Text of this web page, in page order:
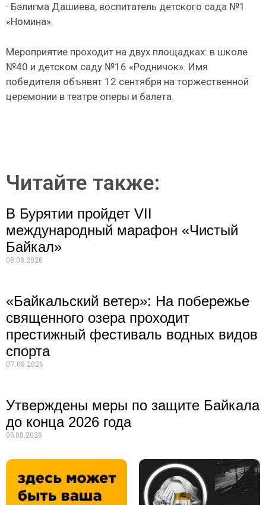
· Бэлигма Дашиева, воспитатель детского сада №1
«Номина».
Мероприятие проходит на двух площадках: в школе
№40 и детском саду №16 «Родничок». Имя
победителя объявят 12 сентября на торжественной
церемонии в театре оперы и балета.
Читайте также:
В Бурятии пройдет VII
международный марафон «Чистый
Байкал»
08.08.2026
«Байкальский ветер»: На побережье
священного озера проходит
престижный фестиваль водных видов
спорта
07.08.2026
Утверждены меры по защите Байкала
до конца 2026 года
06.08.2026